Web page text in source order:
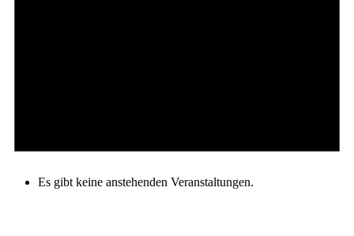
Es gibt keine anstehenden Veranstaltungen.